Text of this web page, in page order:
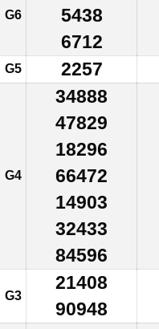
G6
5438
6712
G5 2257
G4
34888
47829
18296
66472
14903
32433
84596
G3
21408
90948